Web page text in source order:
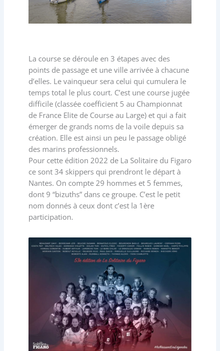
La course se déroule en 3 étapes avec des
points de passage et une ville arrivée à chacune
d’elles. Le vainqueur sera celui qui cumulera le
temps total le plus court. C’est une course jugée
difficile (classée coefficient 5 au Championnat
de France Elite de Course au Large) et qui a fait
émerger de grands noms de la voile depuis sa
création. Elle est ainsi un peu le passage obligé
des marins professionnels.
Pour cette édition 2022 de La Solitaire du Figaro
ce sont 34 skippers qui prendront le départ à
Nantes. On compte 29 hommes et 5 femmes,
dont 9 “bizuths” dans ce groupe. C’est le petit
nom donnés à ceux dont c’est la 1ère
participation.